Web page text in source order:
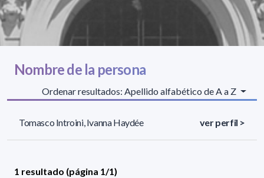
Nombre de la persona
Ordenar resultados: Apellido alfabético de A a Z
Tomasco Introini, Ivanna Haydée ver perfil >
1 resultado (página 1/1)